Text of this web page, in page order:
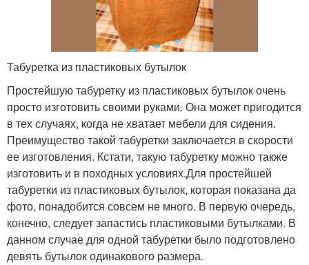
Табуретка из пластиковых бутылок
Простейшую табуретку из пластиковых бутылок очень
просто изготовить своими руками. Она может пригодится
в тех случаях, когда не хватает мебели для сидения.
Преимущество такой табуретки заключается в скорости
ее изготовления. Кстати, такую табуретку можно также
изготовить и в походных условиях.Для простейшей
табуретки из пластиковых бутылок, которая показана да
фото, понадобится совсем не много. В первую очередь,
конечно, следует запастись пластиковыми бутылками. В
данном случае для одной табуретки было подготовлено
девять бутылок одинакового размера.